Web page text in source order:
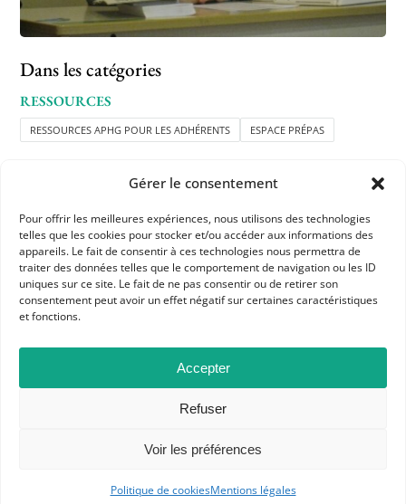
Gérer le consentement
Pour offrir les meilleures expériences, nous utilisons des technologies
telles que les cookies pour stocker et/ou accéder aux informations des
appareils. Le fait de consentir à ces technologies nous permettra de
traiter des données telles que le comportement de navigation ou les ID
uniques sur ce site. Le fait de ne pas consentir ou de retirer son
consentement peut avoir un effet négatif sur certaines caractéristiques
et fonctions.
Accepter
Refuser
Voir les préférences
Politique de cookiesMentions légales
Dans les catégories
RESSOURCES
RESSOURCES APHG POUR LES ADHÉRENTS ESPACE PRÉPAS
APHG
Association des professeurs d'histoire et géographie
+ 33 0(1) 42 33 62 37
BP 6541 – 75065 Paris Cedex 02
MENTIONS LÉGALES